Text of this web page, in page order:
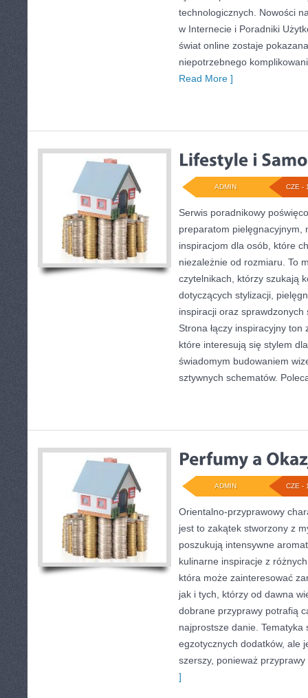
technologicznych. Nowości
w Internecie i Poradniki
świat online zostaje
niepotrzebnego
Read More ]
CZE -
ADMIN
Serwis poradnikowy
preparatom pielęgnacyjnym,
inspiracjom dla osób, które
niezależnie od rozmiaru. To
czytelnikach, którzy szukają
dotyczących stylizacji,
inspiracji oraz
Strona łączy inspiracyjny
które interesują się stylem
świadomym budowaniem
sztywnych schematów.
CZE -
ADMIN
Orientalno-przyprawowy
jest to zakątek stworzony z
poszukują intensywne
kulinarne inspiracje z
która może zainteresować
jak i tych, którzy od dawna
dobrane przyprawy potrafią
najprostsze danie. Tematyka
egzotycznych dodatków, ale
szerszy, ponieważ
]